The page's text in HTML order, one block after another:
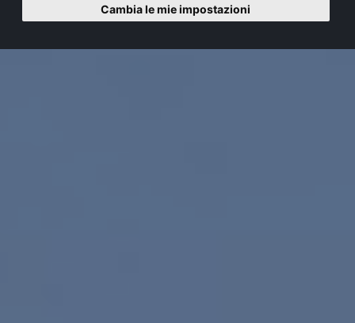
Cambia le mie impostazioni